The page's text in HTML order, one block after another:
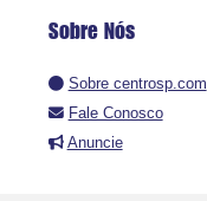
Sobre Nós
Sobre centrosp.com
Fale Conosco
Anuncie